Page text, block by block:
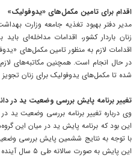
اقدام برای تامین مکمل‌های «یدوفولیک»
مدیر دفتر بهبود تغذیه جامعه وزارت
زنان باردار کشور، اقدامات مداخله‌ای
اقدامات لازم به منظور تامین مکمل‌های
در حال انجام است. همچنین مکاتبه‌های
شده تا مکمل‌های یدوفولیک برای زنان
تغییر برنامه پایش بررسی وضعیت ید در
وی درباره تغییر برنامه بررسی وضعیت ید
این بود که برنامه پایش ید در میان این
با توجه به نتایج ششمین پایش بررسی
این پایش به صورت سالانه طی ۵ سال آینده انجام می‌شود.